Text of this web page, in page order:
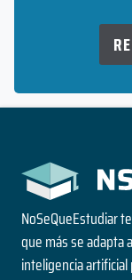
NoSeQueEstudiar
que más se adapta
inteligencia